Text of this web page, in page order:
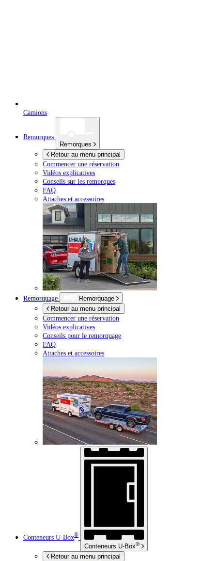
Camions
Remorques
Remorques
Retour au menu principal
Commencer une réservation
Vidéos explicatives
Conseils sur les remorques
FAQ
Attaches et accessoires
Remorquage
Remorquage
Retour au menu principal
Commencer une réservation
Vidéos explicatives
Conseils pour le remorquage
FAQ
Attaches et accessoires
Conteneurs U-Box®
Conteneurs U-Box®
Retour au menu principal